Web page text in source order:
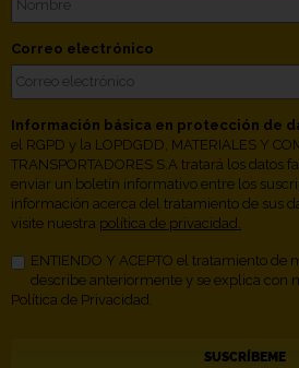
Correo electrónico
Información básica en protección de
el RGPD y la LOPDGDD, MATERIALES Y
TRANSPORTADORES S.A tratará los datos
enviar un boletín informativo entre los
información acerca del tratamiento de sus
visite nuestra política de privacidad.
ENTIENDO Y ACEPTO el tratamiento de
describe anteriormente y se explica con
Política de Privacidad.